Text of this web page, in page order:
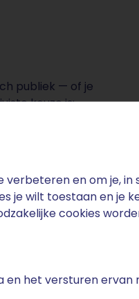
en om je,
je wilt toestaan en je
cookies
en het versturen
publiek — of je
keuze is:
aan je